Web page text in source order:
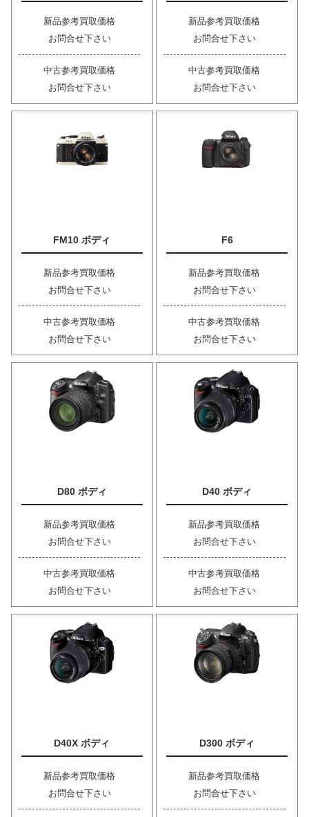
新品参考買取価格
お問合せ下さい
中古参考買取価格
お問合せ下さい
新品参考買取価格
お問合せ下さい
中古参考買取価格
お問合せ下さい
FM10 ボディ
新品参考買取価格
お問合せ下さい
中古参考買取価格
お問合せ下さい
F6
新品参考買取価格
お問合せ下さい
中古参考買取価格
お問合せ下さい
D80 ボディ
新品参考買取価格
お問合せ下さい
中古参考買取価格
お問合せ下さい
D40 ボディ
新品参考買取価格
お問合せ下さい
中古参考買取価格
お問合せ下さい
D40X ボディ
新品参考買取価格
お問合せ下さい
D300 ボディ
新品参考買取価格
お問合せ下さい